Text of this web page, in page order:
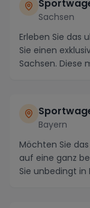
Sachsen
Erleben Sie das
Sie einen
Sachsen. Diese
Bayern
Möchten Sie
auf eine ganz
Sie unbedingt in